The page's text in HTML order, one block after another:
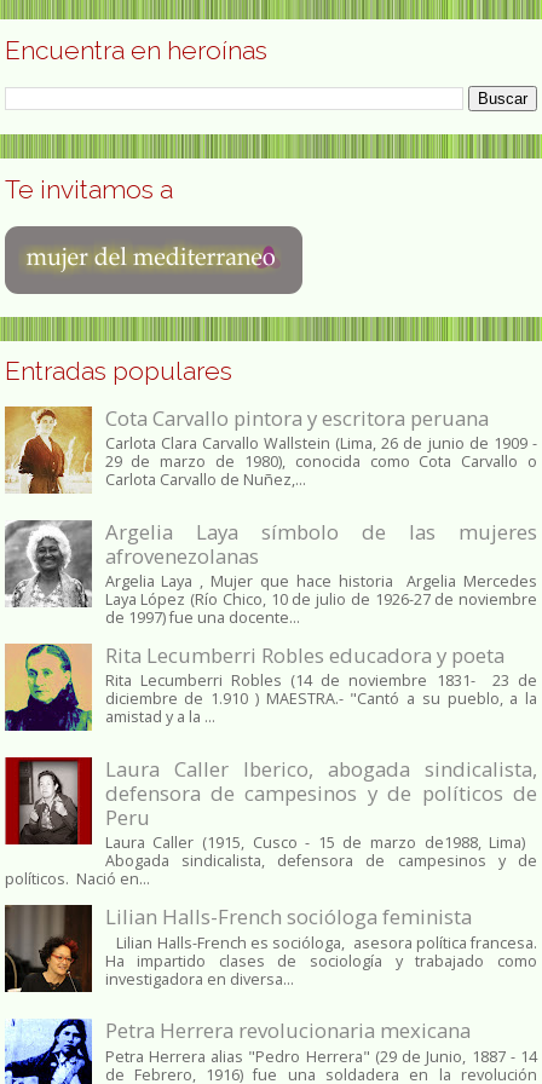
Encuentra en heroínas
Te invitamos a
Entradas populares
Cota Carvallo pintora y escritora peruana
Carlota Clara Carvallo Wallstein (Lima, 26 de junio de 1909 -
29 de marzo de 1980), conocida como Cota Carvallo o
Carlota Carvallo de Nuñez,...
Argelia Laya símbolo de las mujeres
afrovenezolanas
Argelia Laya , Mujer que hace historia Argelia Mercedes
Laya López (Río Chico, 10 de julio de 1926-27 de noviembre
de 1997) fue una docente...
Rita Lecumberri Robles educadora y poeta
Rita Lecumberri Robles (14 de noviembre 1831- 23 de
diciembre de 1.910 ) MAESTRA.- "Cantó a su pueblo, a la
amistad y a la ...
Laura Caller Iberico, abogada sindicalista,
defensora de campesinos y de políticos de
Peru
Laura Caller (1915, Cusco - 15 de marzo de1988, Lima)
Abogada sindicalista, defensora de campesinos y de
políticos. Nació en...
Lilian Halls-French socióloga feminista
Lilian Halls-French es socióloga, asesora política francesa.
Ha impartido clases de sociología y trabajado como
investigadora en diversa...
Petra Herrera revolucionaria mexicana
Petra Herrera alias "Pedro Herrera" (29 de Junio, 1887 - 14
de Febrero, 1916) fue una soldadera en la revolución